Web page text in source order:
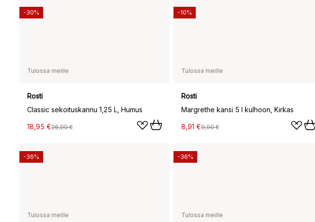
Tulossa meille
Rosti
Classic sekoituskannu 1,25 L, Humus
18,95 €26,90 €
-30%
Tulossa meille
Rosti
Margrethe kansi 5 l kulhoon, Kirkas
8,91 €9,90 €
-10%
Tulossa meille
-36%
Tulossa meille
-36%